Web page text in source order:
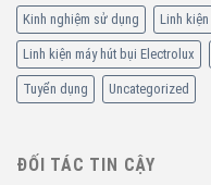
Kinh nghiệm sử dụng Linh kiện
Linh kiện máy hút bụi Electrolux
Tuyển dụng Uncategorized
ĐỐI TÁC TIN CẬY